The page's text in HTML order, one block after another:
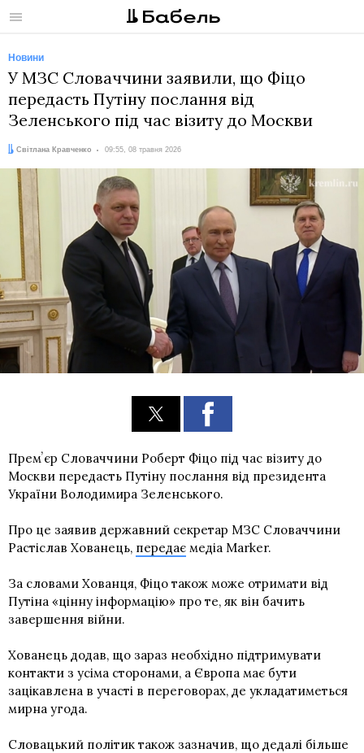
Меню
Новини
У МЗС Словаччини заявили, що Фіцо
передасть Путіну послання від
Зеленського під час візиту до Москви
Автор:
Світлана Кравченко
Дата: 09:55, 08 травня 2026
Премʼєр Словаччини Роберт Фіцо під час візиту до
Москви передасть Путіну послання від президента
України Володимира Зеленського.
Про це заявив державний секретар МЗС Словаччини
Растіслав Хованець, передає медіа Marker.
За словами Хованця, Фіцо також може отримати від
Путіна «цінну інформацію» про те, як він бачить
завершення війни.
Хованець додав, що зараз необхідно підтримувати
контакти з усіма сторонами, а Європа має бути
зацікавлена в участі в переговорах, де укладатиметься
мирна угода.
Словацький політик також зазначив, що дедалі більше